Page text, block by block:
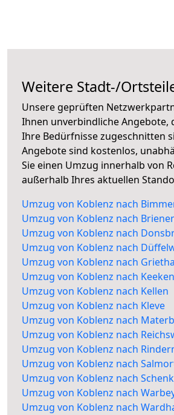
Weitere Stadt-/
Unsere geprüften
Ihnen unverbindliche Angebote,
Ihre Bedürfnisse zugeschnitten
Angebote sind kostenlos,
Sie einen Umzug innerhalb von
außerhalb Ihres aktuellen
Umzug von Koblenz nach
Umzug von Koblenz nach
Umzug von Koblenz nach
Umzug von Koblenz nach
Umzug von Koblenz nach
Umzug von Koblenz nach Keeken
Umzug von Koblenz nach Kellen
Umzug von Koblenz nach Kleve
Umzug von Koblenz nach
Umzug von Koblenz nach
Umzug von Koblenz nach
Umzug von Koblenz nach
Umzug von Koblenz nach
Umzug von Koblenz nach
Umzug von Koblenz nach